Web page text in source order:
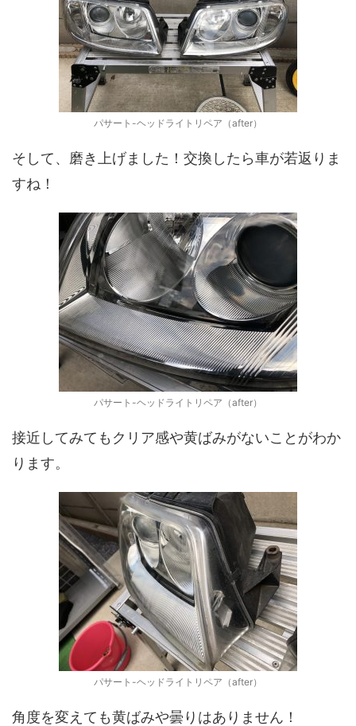
パサート-ヘッドライトリペア（after）
そして、磨き上げました！交換したら車が若返りま
すね！
パサート-ヘッドライトリペア（after）
接近してみてもクリア感や黄ばみがないことがわか
ります。
パサート-ヘッドライトリペア（after）
角度を変えても黄ばみや曇りはありません！